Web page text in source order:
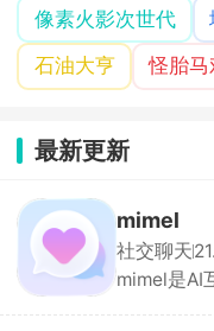
像素火影次世代
石油大亨
怪胎马
最新更新
mimel
社交聊天
mimel是AI